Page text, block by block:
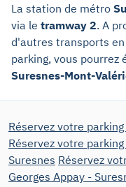
La station de métro
via le tramway 2. A
d'autres transports
parking, vous pourrez
Suresnes-Mont-
Réservez votre
Réservez votre
Suresnes Réservez
Georges Appay -